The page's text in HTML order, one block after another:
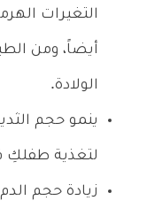
التغيرات
أيضاً، ومن
الولادة.
ينمو حجم
لتغذية طفلكِ
زيادة حجم